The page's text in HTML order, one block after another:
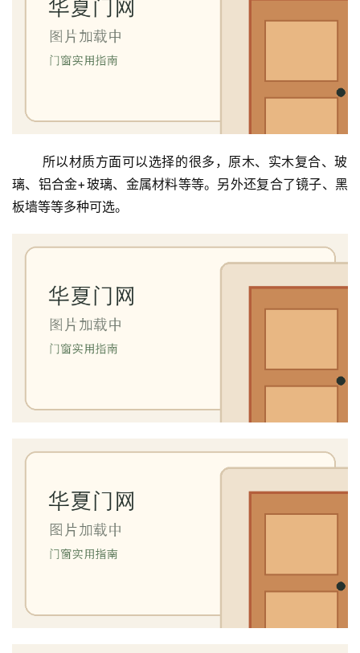
璃、铝合金+玻璃、金属材料等等。另外还复合了镜子、黑
板墙等等多种可选。